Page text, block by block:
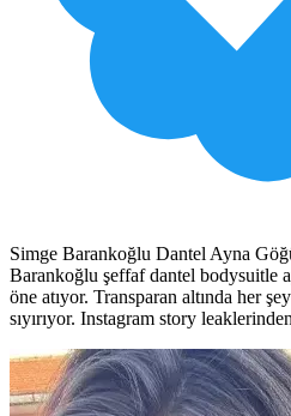
Simge Barankoğlu Dantel Ayna
Barankoğlu şeffaf dantel bodysuitle
öne atıyor. Transparan altında her
sıyırıyor. Instagram story